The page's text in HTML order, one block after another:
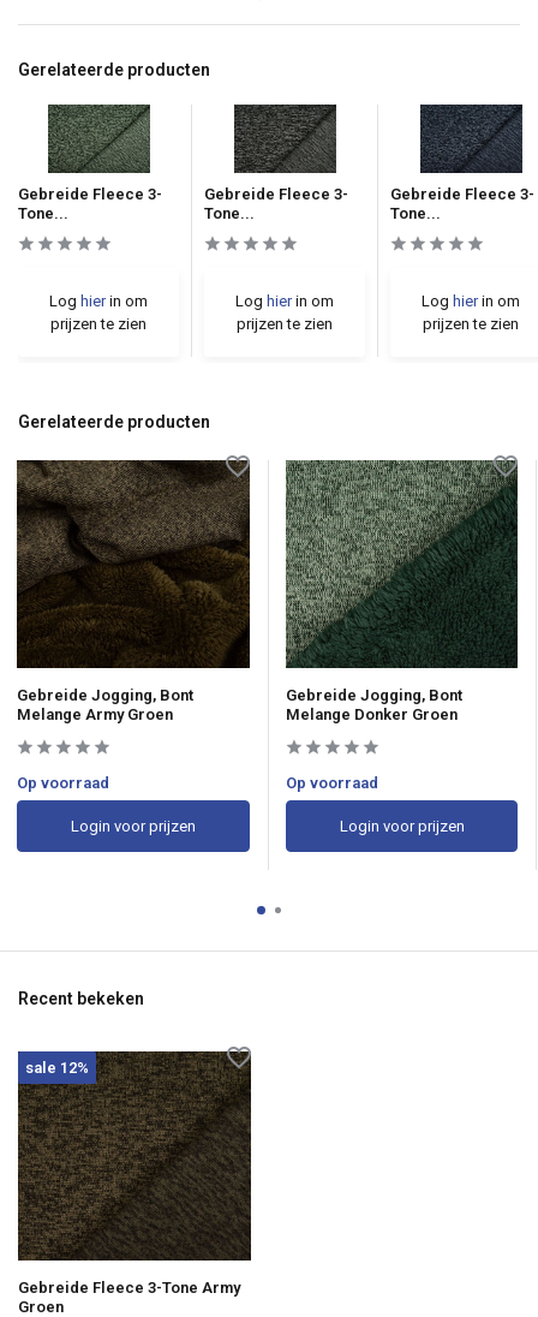
Gerelateerde producten
Gebreide Fleece 3-
Tone...
Log hierin om
prijzen te zien
Gebreide Fleece 3-
Tone...
Log hierin om
prijzen te zien
Gebreide Fleece 3-
Tone...
Log hierin om
prijzen te zien
Gerelateerde producten
Gebreide Jogging, Bont
Melange Army Groen
Op voorraad
Login voor prijzen
Gebreide Jogging, Bont
Melange Donker Groen
Op voorraad
Login voor prijzen
Recent bekeken
sale 12%
Gebreide Fleece 3-Tone Army
Groen